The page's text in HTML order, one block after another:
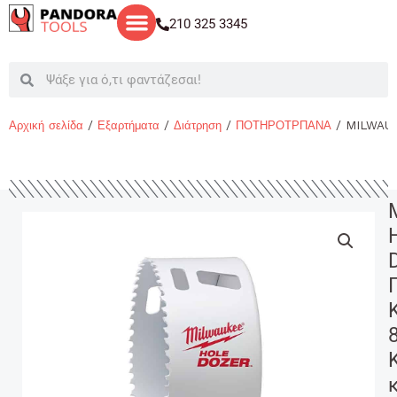
Μετάβαση
στο
210 325 3345
SearchSearch
Αρχική σελίδα / Εξαρτήματα / Διάτρηση / ΠΟΤΗΡΟΤΡΠΑΝΑ /